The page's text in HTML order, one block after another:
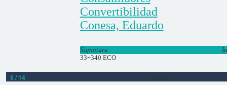
Convertibilidad
Conesa, Eduardo
Signatura
33+340 ECO
5 / 14 Libros